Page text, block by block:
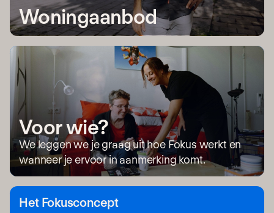
Woningaanbod
Voor wie?
We leggen we je graag uit hoe Fokus werkt en
wanneer je ervoor in aanmerking komt.
Het Fokusconcept